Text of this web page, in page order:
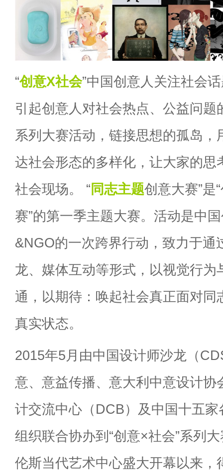
“创意X社会”中国创意人关注社会
引起创意人对社会热点、公益问题
系列大赛活动，链接思想的孤岛，
达社会形态的多样化，让大家的思
社会现场。 “同志主题创意大赛”是
赛”的第一季主题大赛。活动是中
&NGO的一次跨界行动，致力于通
龙、媒体互动等形式，以视觉行为
通，以期待：唤起社会真正面对同
真实状态。
2015年5月由中国设计师沙龙（
意、意益传播、意大利中意设计协
计交流中心（DCB）及中国十五
组织联合协办到“创意×社会”系列
伦斯当代艺术中心盛大开幕以来，